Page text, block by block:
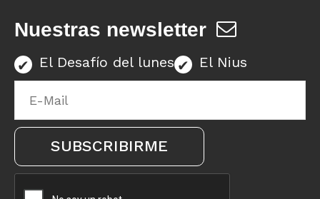
Nuestras newsletter
El Desafío del lunes El Nius